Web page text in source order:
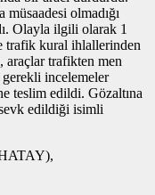
olmadığı
Olayla ilgili olarak 1
trafik kural ihlallerinden
araçlar trafikten men
gerekli incelemeler
teslim edildi. Gözaltına
edildiği isimli